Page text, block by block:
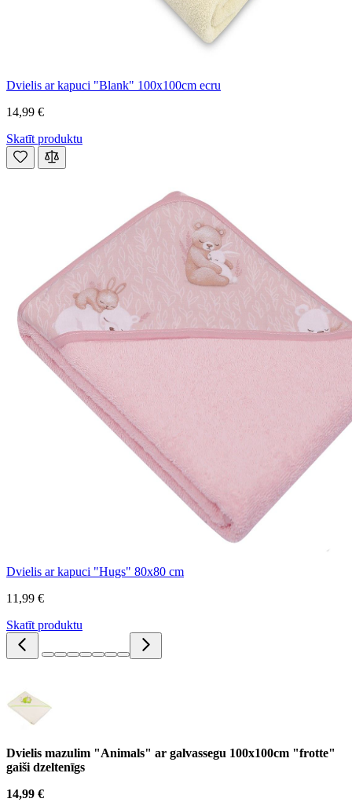
Dvielis ar kapuci "Blank" 100x100cm ecru
14,99 €
Skatīt produktu
Dvielis ar kapuci "Hugs" 80x80 cm
11,99 €
Skatīt produktu
Dvielis mazulim "Animals" ar galvassegu 100x100cm "frotte"
gaiši dzeltenīgs
14,99 €